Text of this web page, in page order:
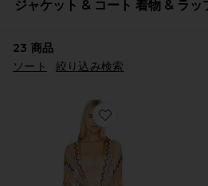
ジャケット & コート 着物 & ラッ
23 商品
ソート
絞り込み検索
Favorite HERE